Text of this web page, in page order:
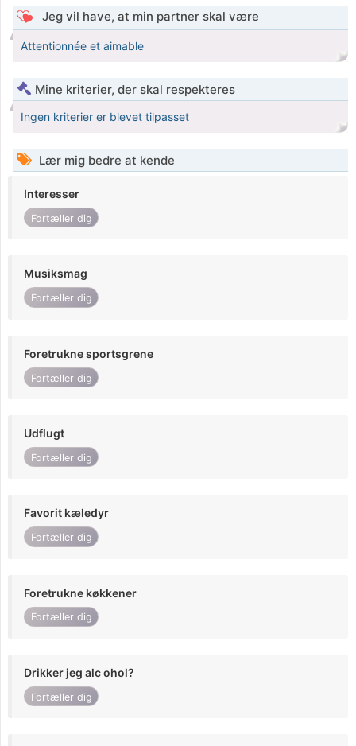
Jeg vil have, at min partner skal være
Attentionnée et aimable
Mine kriterier, der skal respekteres
Ingen kriterier er blevet tilpasset
Lær mig bedre at kende
Interesser
Fortæller dig
Musiksmag
Fortæller dig
Foretrukne sportsgrene
Fortæller dig
Udflugt
Fortæller dig
Favorit kæledyr
Fortæller dig
Foretrukne køkkener
Fortæller dig
Drikker jeg alc ohol?
Fortæller dig